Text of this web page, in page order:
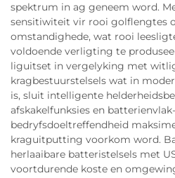
spektrum in ag geneem word.
sensitiwiteit vir rooi golflengtes
omstandighede, wat rooi
voldoende verligting te
liguitset in vergelyking met
kragbestuurstelsels wat in
is, sluit intelligente
afskakelfunksies en
bedryfsdoeltreffendheid
kraguitputting voorkom word.
herlaaibare batteristelsels met
voortdurende koste en